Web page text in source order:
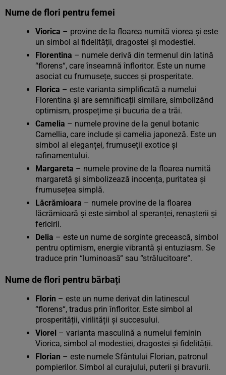
Nume de flori pentru femei
Viorica – provine de la floarea numită viorea și este
un simbol al fidelității, dragostei și modestiei.
Florentina – numele derivă din termenul din latină
“florens“, care înseamnă înfloritor. Este un nume
asociat cu frumusețe, succes și prosperitate.
Florica – este varianta simplificată a numelui
Florentina și are semnificații similare, simbolizând
optimism, prospețime și bucuria de a trăi.
Camelia – numele provine de la genul botanic
Camellia, care include și camelia japoneză. Este un
simbol al eleganței, frumuseții exotice și
rafinamentului.
Margareta – numele provine de la floarea numită
margaretă și simbolizează inocența, puritatea și
frumusețea simplă.
Lăcrămioara – numele provine de la floarea
lăcrămioară și este simbol al speranței, renașterii și
fericirii.
Delia – este un nume de sorginte grecească, simbol
pentru optimism, energie vibrantă și entuziasm. Se
traduce prin “luminoasă“ sau “strălucitoare“.
Nume de flori pentru bărbați
Florin – este un nume derivat din latinescul
“florens“, tradus prin înfloritor. Este simbol al
prosperității, virilității și succesului.
Viorel – varianta masculină a numelui feminin
Viorica, simbol al modestiei, dragostei și fidelității.
Florian – este numele Sfântului Florian, patronul
pompierilor. Simbol al curajului, puterii și bravurii.